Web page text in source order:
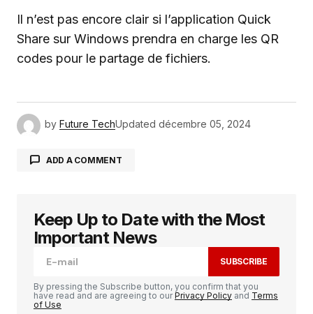
Il n’est pas encore clair si l’application Quick
Share sur Windows prendra en charge les QR
codes pour le partage de fichiers.
by Future TechUpdated décembre 05, 2024
ADD A COMMENT
Votre adresse e-mail ne sera pas publiée. Les
champs obligatoires sont indiqués avec
Keep Up to Date with the Most
Important News
SUBSCRIBE
By pressing the Subscribe button, you confirm that you
have read and are agreeing to ourPrivacy Policy and Terms
of Use